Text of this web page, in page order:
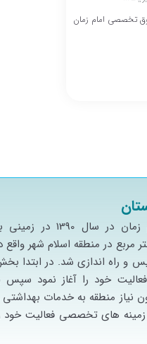
تخصصی امام زمان
بيمارستان امام زمان در سال 1390 در
3200 متر مربع در منطقه اسلام شهر واقع
و راه اندازي شد. در ابتدا
خود را آغاز نمود سپس
نياز منطقه به خدمات بهداشتي
زمينه هاي تخصصي فعاليت خود